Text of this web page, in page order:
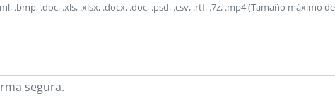
.bmp, .doc, .xls, .xlsx, .docx, .doc, .psd, .csv, .rtf, .7z, .mp4 (Tamaño máximo
segura.